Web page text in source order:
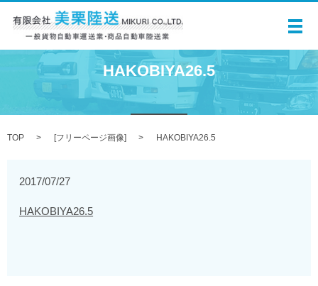
メ
HAKOBIYA26.5
TOP [フリーページ画像] HAKOBIYA26.5
2017/07/27
HAKOBIYA26.5